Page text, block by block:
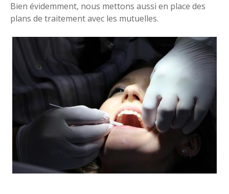
Bien évidemment, nous mettons aussi en place des
plans de traitement avec les mutuelles.